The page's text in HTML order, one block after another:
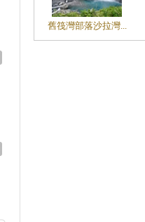
舊筏灣部落沙拉灣...